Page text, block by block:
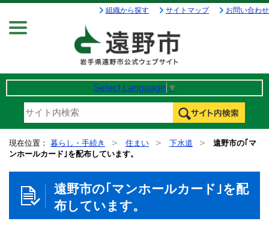
組織から探す サイトマップ お問い合わせ
Select Language ▼
現在位置： 暮らし・手続き 住まい 下水道
遠野市の｢マ
ンホールカード｣を配布しています。
遠野市の｢マンホールカード｣を配
布しています。